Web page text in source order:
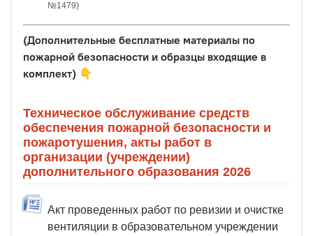
№1479)
(Дополнительные бесплатные материалы по
пожарной безопасности и образцы входящие в
комплект) 👇
Техническое обслуживание средств
обеспечения пожарной безопасности и
пожаротушения, акты работ в
организации (учреждении)
дополнительного образования 2026
Акт проведенных работ по ревизии и очистке
вентиляции в образовательном учреждении